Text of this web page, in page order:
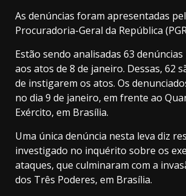
As denúncias foram apresentadas
Procuradoria-Geral da República
Estão sendo analisadas 63
aos atos de 8 de janeiro. Dessas, 62
de instigarem os atos. Os
no dia 9 de janeiro, em frente ao
Exército, em Brasília.
Uma única denúncia nesta leva diz
investigado no inquérito sobre os
ataques, que culminaram com a
dos Três Poderes, em Brasília.